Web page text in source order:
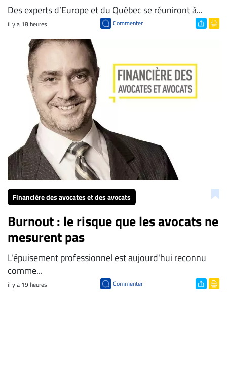
Des experts d’Europe et du Québec se réuniront à...
il y a 18 heures Commenter
Financière des avocates et des avocats
Burnout : le risque que les avocats ne
mesurent pas
L'épuisement professionnel est aujourd'hui reconnu
comme...
il y a 19 heures Commenter